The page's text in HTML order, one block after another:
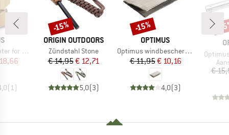
& Kinjia
prijs
(1 )
MERK
ORIGIN OUTDOORS
Artikel
Zündstahl Stone
Prijs
€ 14,95Verlaagde prijs
€ 12,71
5,0(3)
Korting
-15%
MERK
OPTIMUS
Artikel
Optimus windbescherming voor Nova & Nova+
Prijs
€ 11,95Verlaagde prijs
€ 10,16
4,0(3)
Korting
-15%
Artikel
€
-